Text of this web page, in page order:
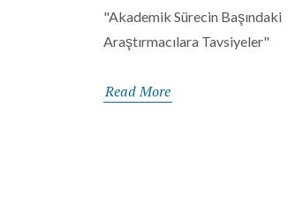
"Akademik Sürecin Başındaki
Araştırmacılara Tavsiyeler"
Read More